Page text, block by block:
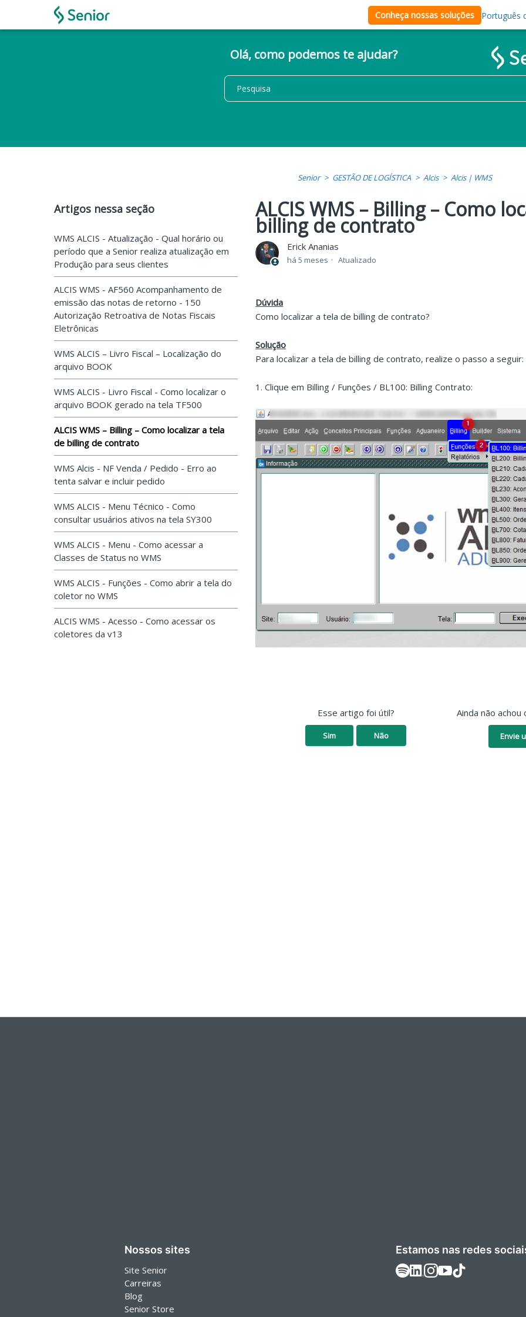
Conheça nossas soluções Português
Olá, como podemos te ajudar?
Senior GESTÃO DE LOGÍSTICA Alcis Alcis | WMS
Artigos nessa seção
WMS ALCIS - Atualização - Qual horário ou
período que a Senior realiza atualização em
Produção para seus clientes
ALCIS WMS - AF560 Acompanhamento de
emissão das notas de retorno - 150
Autorização Retroativa de Notas Fiscais
Eletrônicas
WMS ALCIS – Livro Fiscal – Localização do
arquivo BOOK
WMS ALCIS - Livro Fiscal - Como localizar o
arquivo BOOK gerado na tela TF500
ALCIS WMS – Billing – Como localizar a tela
de billing de contrato
WMS Alcis - NF Venda / Pedido - Erro ao
tenta salvar e incluir pedido
WMS ALCIS - Menu Técnico - Como
consultar usuários ativos na tela SY300
WMS ALCIS - Menu - Como acessar a
Classes de Status no WMS
WMS ALCIS - Funções - Como abrir a tela do
coletor no WMS
ALCIS WMS - Acesso - Como acessar os
coletores da v13
ALCIS WMS – Billing – Como
billing de contrato
Erick Ananias
há 5 meses Atualizado
Dúvida
Como localizar a tela de billing de contrato?
Solução
Para localizar a tela de billing de contrato, realize o passo a seguir:
1. Clique em Billing / Funções / BL100: Billing Contrato:
Esse artigo foi útil?
Sim Não
Ainda não
Envie
Nossos sites
Site Senior
Carreiras
Blog
Senior Store
Estamos nas redes